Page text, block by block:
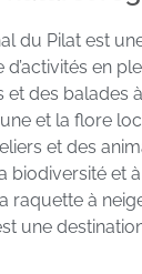
du Pilat est
en
des balades
et la flore
et des
biodiversité et
raquette à
une